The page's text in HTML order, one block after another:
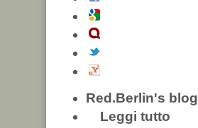
Red.Berlin's blog
Leggi tutto